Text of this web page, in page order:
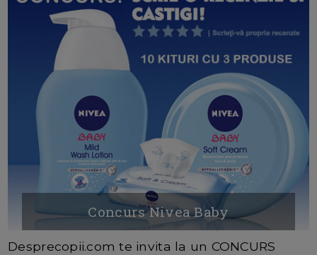
Concurs Nivea Baby
Desprecopii.com te invita la un CONCURS